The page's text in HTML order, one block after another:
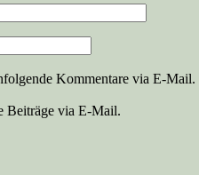
Kommentare via E-Mail.
Beiträge via E-Mail.